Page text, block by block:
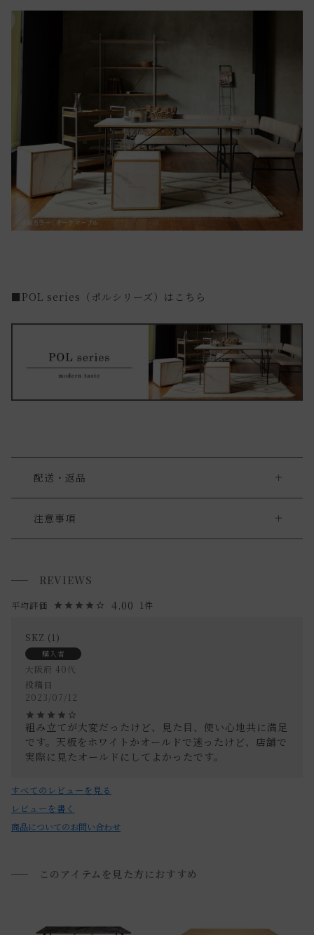
■POL series（ポルシリーズ）はこちら
配送・返品
大型商品をご購入の際の注意点
搬入経路によっては、建物入り口や通路のサイズにより、 商
品を設置場所に搬入ができない場合がございます。
詳しくは「
をご覧ください。
送料について
送料について
北海道・沖縄・離島への配送は別途お見積もりさせていただ
きます。
ご注文内容確認後、送料を追加し、ご注文確認メールをお送
通常配送の場合、お品物は玄関前での引渡しとなります。
注意事項
ください。
REVIEWS
4.00
1
SKZ 1
購入者
大阪府 40代
投稿日
2023/07/12
組み立てが大変だったけど、見た目、使い心地共に満足
です。天板をホワイトかオールドで迷ったけど、店舗で
実際に見たオールドにしてよかったです。
すべてのレビューを見る
レビューを書く
商品についてのお問い合わせ
このアイテムを見た方におすすめ